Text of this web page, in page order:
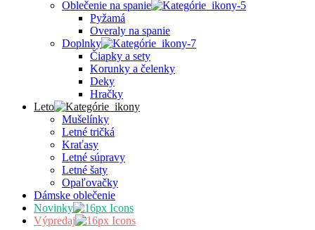
Oblečenie na spanie
Pyžamá
Overaly na spanie
Doplnky
Čiapky a sety
Korunky a čelenky
Deky
Hračky
Leto
Mušelínky
Letné tričká
Kraťasy
Letné súpravy
Letné šaty
Opaľovačky
Dámske oblečenie
Novinky
Výpredaj